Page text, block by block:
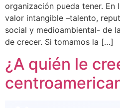
organización pueda tener. En
valor intangible –talento,
social y medioambiental- de
de crecer. Si tomamos la […]
¿A quién le